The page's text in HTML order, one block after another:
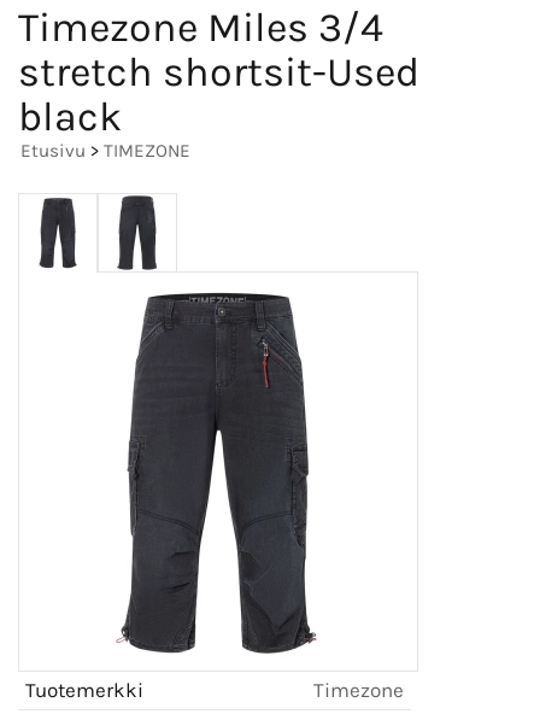
Timezone Miles 3/4
stretch shortsit-Used
black
Etusivu > TIMEZONE
Tuotemerkki
Timezone